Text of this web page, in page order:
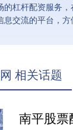
的杠杆配资服务
息交流的平台，
相关话题